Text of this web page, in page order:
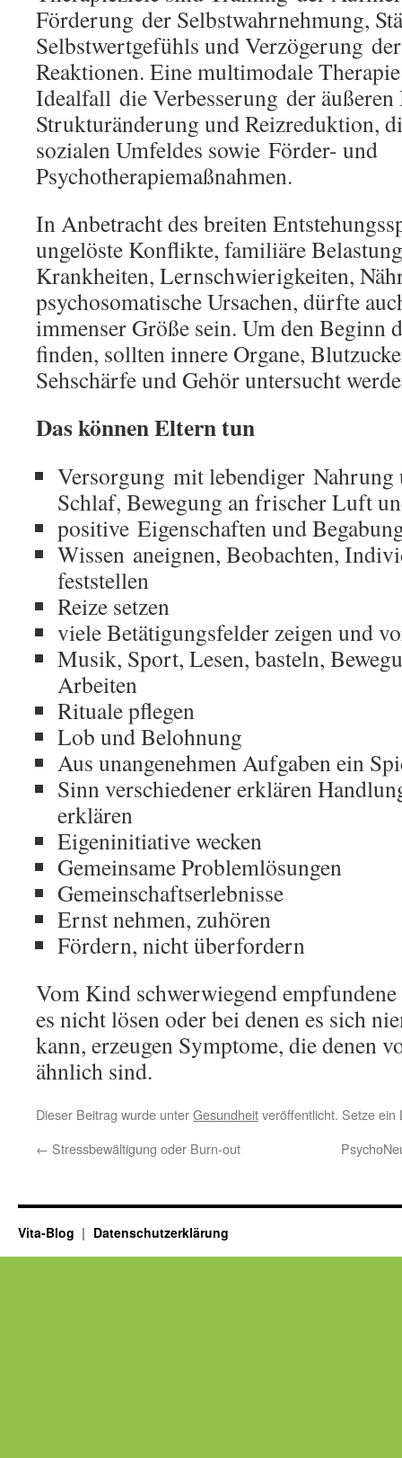
Förderung der Selbstwahrnehmung,
Selbstwertgefühls und Verzögerung
Reaktionen. Eine multimodale
Idealfall die Verbesserung der
Strukturänderung und Reizreduktion,
sozialen Umfeldes sowie Förder- und
Psychotherapiemaßnahmen.
In Anbetracht des breiten
ungelöste Konflikte, familiäre
Krankheiten, Lernschwierigkeiten,
psychosomatische Ursachen, dürfte
immenser Größe sein. Um den Beginn
finden, sollten innere Organe,
Sehschärfe und Gehör untersucht
Das können Eltern tun
Versorgung mit lebendiger Nahrung
Schlaf, Bewegung an frischer Luft
positive Eigenschaften und
Wissen aneignen, Beobachten,
feststellen
Reize setzen
viele Betätigungsfelder zeigen und
Musik, Sport, Lesen, basteln,
Arbeiten
Rituale pflegen
Lob und Belohnung
Aus unangenehmen Aufgaben ein
Sinn verschiedener erklären
erklären
Eigeninitiative wecken
Gemeinsame Problemlösungen
Gemeinschaftserlebnisse
Ernst nehmen, zuhören
Fördern, nicht überfordern
Vom Kind schwerwiegend
es nicht lösen oder bei denen es sich
kann, erzeugen Symptome, die denen
ähnlich sind.
Dieser Beitrag wurde unterGesundheitveröffentlicht. Setze
← Stressbewältigung oder Burn-out
Vita-Blog Datenschutzerklärung